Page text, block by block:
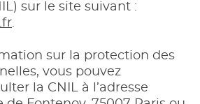
sur le site suivant :
.
sur la protection des
vous pouvez
la CNIL à l’adresse